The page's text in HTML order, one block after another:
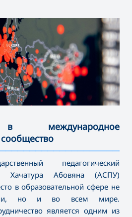
международное
педагогический
Хачатура Абовяна (АСПУ)
в образовательной сфере не
но и во всем мире.
является одним из